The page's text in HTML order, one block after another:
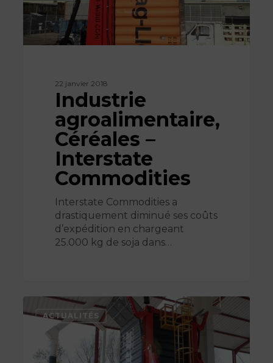
22 janvier 2018
Industrie
agroalimentaire,
Céréales –
Interstate
Commodities
Interstate Commodities a
drastiquement diminué ses coûts
d’expédition en chargeant
25.000 kg de soja dans…
Industrie
agroalimentaire,
Groupe
ACTUALITÉS